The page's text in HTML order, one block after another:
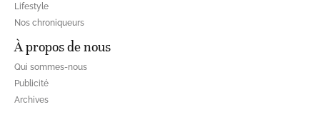
Lifestyle
Nos chroniqueurs
À propos de nous
Qui sommes-nous
Publicité
Archives